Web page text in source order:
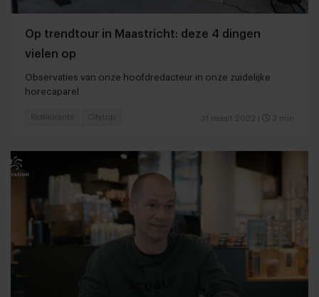
Op trendtour in Maastricht: deze 4 dingen
vielen op
Observaties van onze hoofdredacteur in onze zuidelijke
horecaparel
31 maart 2022 3 min
Restaurants Citytrip